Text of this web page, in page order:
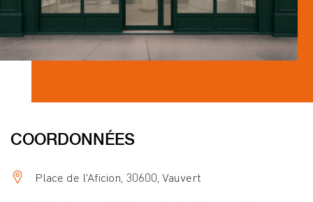
COORDONNÉES
Place de l'Aficion, 30600, Vauvert